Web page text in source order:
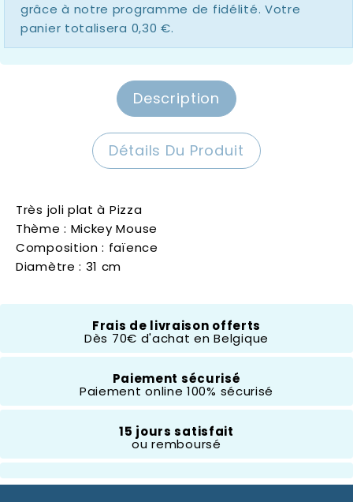
grâce à notre programme de fidélité. Votre
panier totalisera 0,30 €.
Description
Détails Du Produit
Très joli plat à Pizza
Thème : Mickey Mouse
Composition : faïence
Diamètre : 31 cm
Mickey Et Ses Amis
Frais de livraison offerts
Dès 70€ d'achat en Belgique
Paiement sécurisé
Paiement online 100% sécurisé
15 jours satisfait
ou remboursé